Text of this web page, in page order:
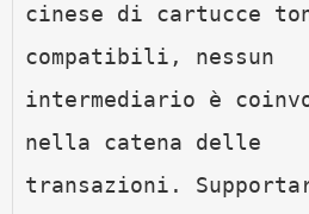
cinese di cartucce
compatibili, nessun
intermediario è
nella catena delle
transazioni.